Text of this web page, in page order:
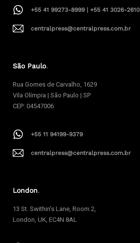
+55 41 99273-8999 | +55 41 3026-2610
centralpress@centralpress.com.br
São Paulo.
Rua Gomes de Carvalho, 1629
Vila Olímpia | São Paulo | SP
CEP: 04547006
+55 11 94199-9379
centralpress@centralpress.com.br
London.
13 St. Swithin’s Lane, Room 2,
London, UK, EC4N 8AL